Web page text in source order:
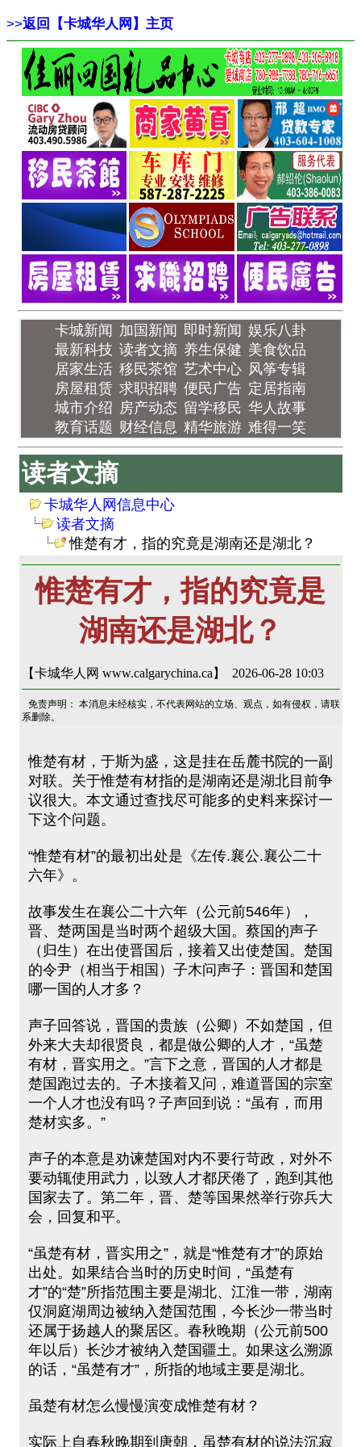
>>返回【卡城华人网】主页
卡城新闻 加国新闻 即时新闻 娱乐八卦
最新科技 读者文摘 养生保健 美食饮品
居家生活 移民茶馆 艺术中心 风筝专辑
房屋租赁 求职招聘 便民广告 定居指南
城市介绍 房产动态 留学移民 华人故事
教育话题 财经信息 精华旅游 难得一笑
读者文摘
卡城华人网信息中心
读者文摘
惟楚有才，指的究竟是湖南还是湖北？
惟楚有才，指的究竟是
湖南还是湖北？
【卡城华人网 www.calgarychina.ca】 2026-06-28 10:03
免责声明： 本消息未经核实，不代表网站的立场、观点，如有侵权，请联
系删除。
惟楚有材，于斯为盛，这是挂在岳麓书院的一副
对联。关于惟楚有材指的是湖南还是湖北目前争
议很大。本文通过查找尽可能多的史料来探讨一
下这个问题。
“惟楚有材”的最初出处是《左传.襄公.襄公二十
六年》。
故事发生在襄公二十六年（公元前546年），
晋、楚两国是当时两个超级大国。蔡国的声子
（归生）在出使晋国后，接着又出使楚国。楚国
的令尹（相当于相国）子木问声子：晋国和楚国
哪一国的人才多？
声子回答说，晋国的贵族（公卿）不如楚国，但
外来大夫却很贤良，都是做公卿的人才，“虽楚
有材，晋实用之。”言下之意，晋国的人才都是
楚国跑过去的。子木接着又问，难道晋国的宗室
一个人才也没有吗？子声回到说：“虽有，而用
楚材实多。”
声子的本意是劝谏楚国对内不要行苛政，对外不
要动辄使用武力，以致人才都厌倦了，跑到其他
国家去了。第二年，晋、楚等国果然举行弥兵大
会，回复和平。
“虽楚有材，晋实用之”，就是“惟楚有才”的原始
出处。如果结合当时的历史时间，“虽楚有
才”的“楚”所指范围主要是湖北、江淮一带，湖南
仅洞庭湖周边被纳入楚国范围，今长沙一带当时
还属于扬越人的聚居区。春秋晚期（公元前500
年以后）长沙才被纳入楚国疆土。如果这么溯源
的话，“虽楚有才”，所指的地域主要是湖北。
虽楚有材怎么慢慢演变成惟楚有材？
实际上自春秋晚期到唐朝，虽楚有材的说法沉寂